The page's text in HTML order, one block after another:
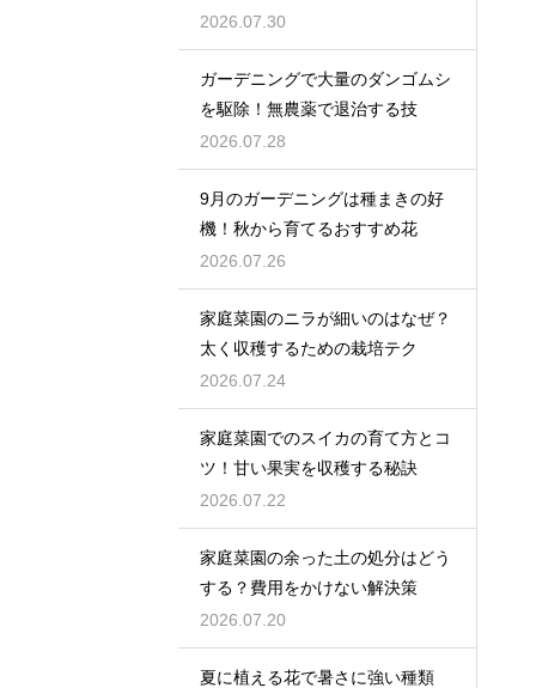
2026.07.30
ガーデニングで大量のダンゴムシ
を駆除！無農薬で退治する技
2026.07.28
9月のガーデニングは種まきの好
機！秋から育てるおすすめ花
2026.07.26
家庭菜園のニラが細いのはなぜ？
太く収穫するための栽培テク
2026.07.24
家庭菜園でのスイカの育て方とコ
ツ！甘い果実を収穫する秘訣
2026.07.22
家庭菜園の余った土の処分はどう
する？費用をかけない解決策
2026.07.20
夏に植える花で暑さに強い種類